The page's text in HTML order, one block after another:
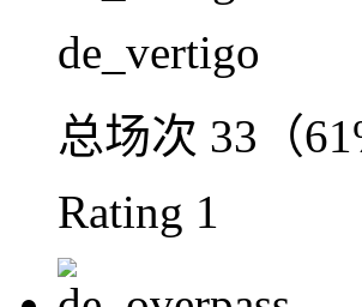
de_vertigo
总场次 33（
Rating 1